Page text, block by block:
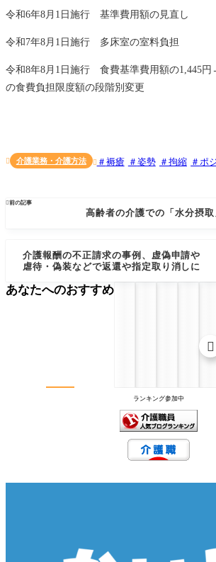
令和6年8月1日施行 基準費用額の見直し
令和7年8月1日施行 多床室の室料負担
令和8年8月1日施行 食費基準費用額の1,445
の食費負担限度額の段階別変更
 介護業務・介護方法  褥瘡 姿勢 拘縮 ポ
前の記事
高齢者の介護での「水分摂
介護報酬の不正請求の事例、虚偽申請や
虐待・偽装などで返還や指定取り消しに
ランキング参加中
あなたへのおすすめ
